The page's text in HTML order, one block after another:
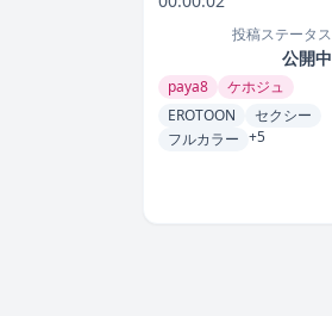
投稿ステータス
公開中
paya8
ケホジュ
EROTOON
セクシー
フルカラー +5